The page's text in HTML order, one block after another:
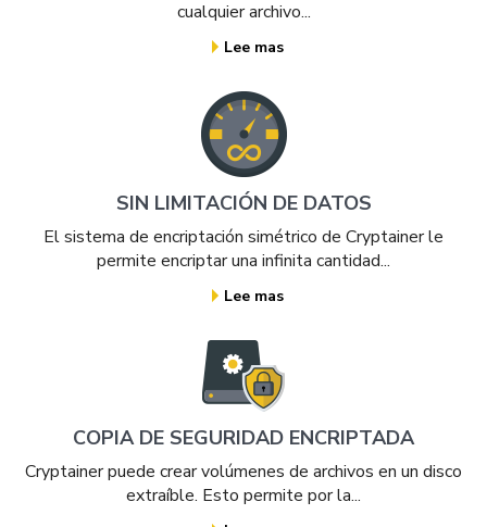
cualquier archivo...
Lee mas
SIN LIMITACIÓN DE DATOS
El sistema de encriptación simétrico de Cryptainer le
permite encriptar una infinita cantidad...
Lee mas
COPIA DE SEGURIDAD ENCRIPTADA
Cryptainer puede crear volúmenes de archivos en un disco
extraíble. Esto permite por la...